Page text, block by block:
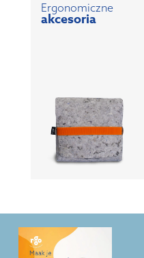
Ergonomiczne
akcesoria